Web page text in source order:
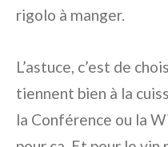
rigolo à manger.
L’astuce, c’est de
tiennent bien à la
la Conférence ou la